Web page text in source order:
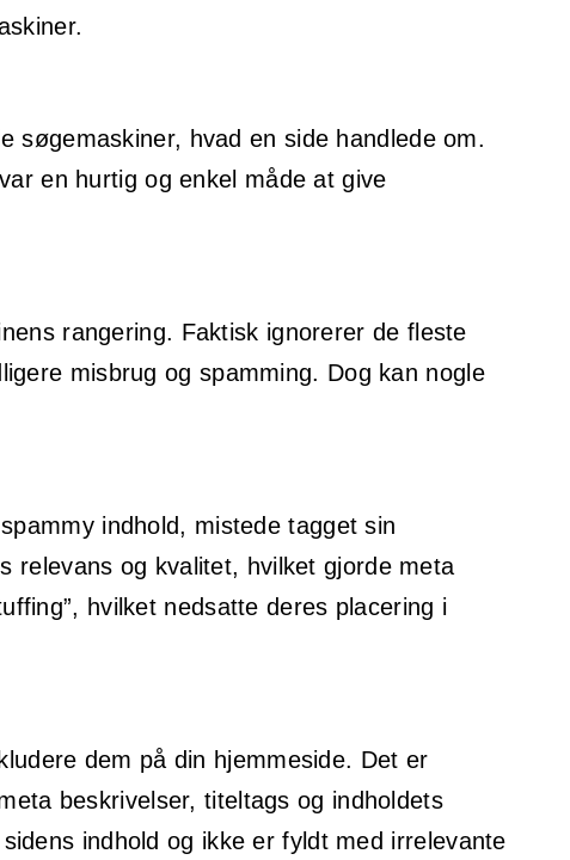
hvad en side handlede om.
en hurtig og enkel måde at give
rangering. Faktisk ignorerer de fleste
misbrug og spamming. Dog kan nogle
indhold, mistede tagget sin
relevans og kvalitet, hvilket gjorde meta
hvilket nedsatte deres placering i
dem på din hjemmeside. Det er
beskrivelser, titeltags og indholdets
indhold og ikke er fyldt med irrelevante